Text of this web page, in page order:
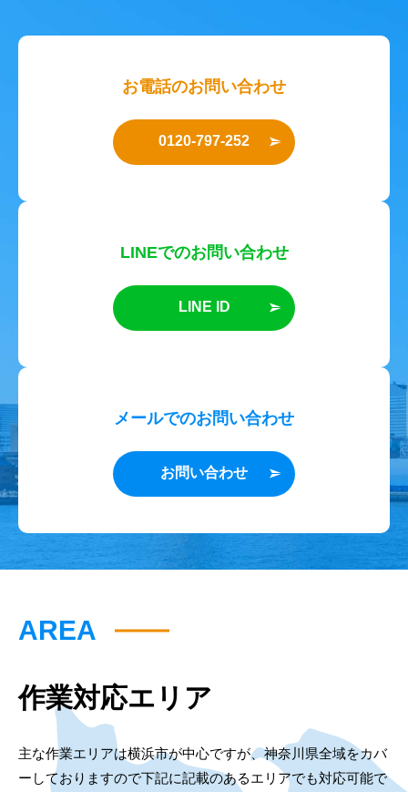
お電話のお問い合わせ
0120-797-252
LINEでのお問い合わせ
LINE ID
メールでのお問い合わせ
お問い合わせ
AREA
作業対応エリア
主な作業エリアは横浜市が中心ですが、神奈川県全域をカバ
ーしておりますので下記に記載のあるエリアでも対応可能で